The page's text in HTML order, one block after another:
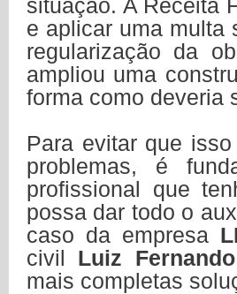
situação. A Receita
e aplicar uma multa
regularização da
ampliou uma
forma como deveria
Para evitar que
problemas, é
profissional que
possa dar todo o
caso da empresa
civil Luiz
mais completas